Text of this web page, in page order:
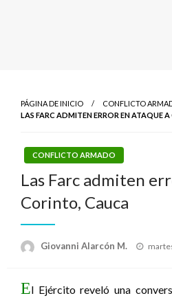
PÁGINA DE INICIO
CONFLICTO
LAS FARC ADMITEN ERROR EN ATAQUE
CONFLICTO ARMADO
Las Farc admiten
Corinto, Cauca
Giovanni Alarcón M.
El Ejército reveló una